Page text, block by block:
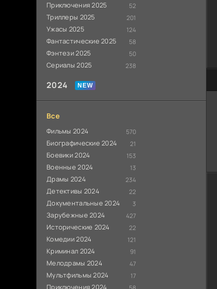
Приключения 2025 52
Триллеры 2025 201
Ужасы 2025 124
Фантастические 2025 58
Фэнтези 2025 50
Сериалы 2025 238
2024
Все
Фильмы 2024 570
Биографические 2024 21
Боевики 2024 153
Военные 2024 13
Драмы 2024 234
Детективы 2024 22
Документальные 2024 3
Зарубежные 2024 427
Исторические 2024 22
Комедии 2024 121
Криминал 2024 91
Мелодрамы 2024 47
Мультфильмы 2024 17
Приключения 2024